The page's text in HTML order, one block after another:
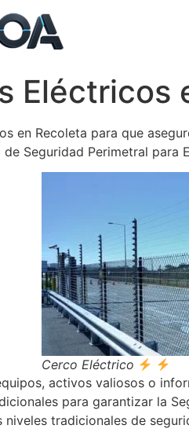
Eléctricos
en Recoleta para que
Seguridad Perimetral para
Cerco Eléctrico
activos valiosos o
para garantizar la
niveles tradicionales de